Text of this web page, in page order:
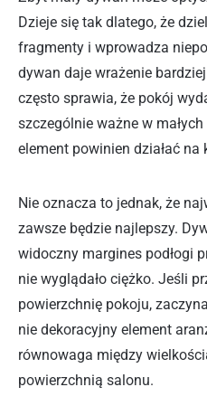
Dzieje się tak dlatego, że
fragmenty i wprowadza
dywan daje wrażenie
często sprawia, że pokój
szczególnie ważne w
element powinien działać na
Nie oznacza to jednak, że
zawsze będzie najlepszy.
widoczny margines podłogi
nie wyglądało ciężko. Jeśli
powierzchnię pokoju,
nie dekoracyjny element
równowaga między
powierzchnią salonu.